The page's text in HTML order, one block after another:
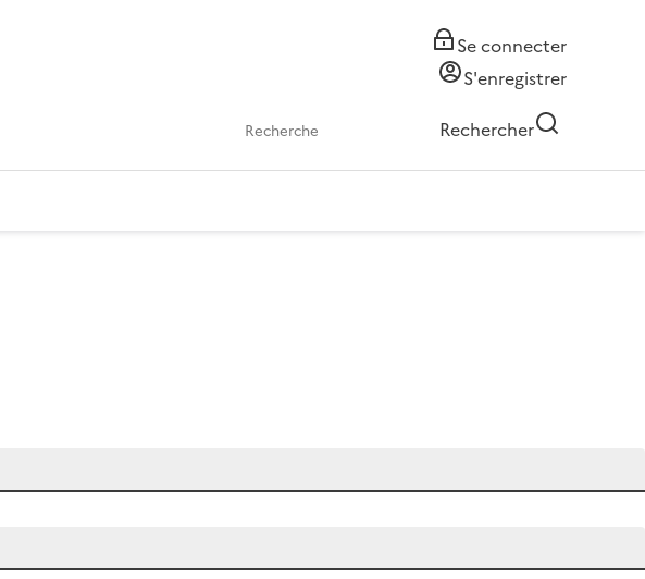
Se connecter
S'enregistrer
Rechercher